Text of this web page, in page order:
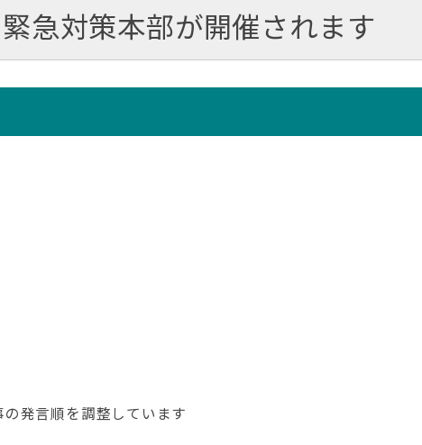
急対策本部が開催されます
発言順を調整しています